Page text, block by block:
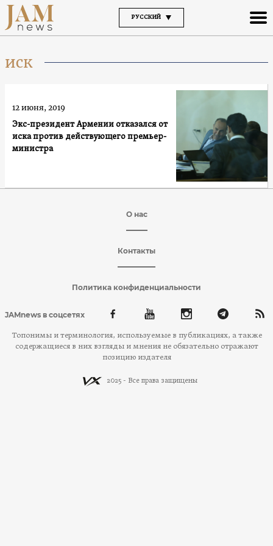
РУССКИЙ
иск
Экс-президент Армении отказался от
иска против действующего премьер-
министра
12 июня, 2019
О нас
Контакты
Политика конфиденциальности
JAMnews в соцсетях
Топонимы и терминология, используемые в публикациях, а также
содержащиеся в них взгляды и мнения не обязательно отражают
позицию издателя
2025 - Все права защищены